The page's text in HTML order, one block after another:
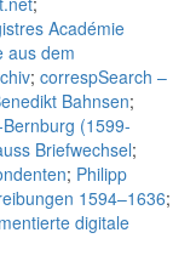
Académie
aus dem
; correspSearch –
Bahnsen;
(1599-
Briefwechsel;
; Philipp
1594–1636;
digitale